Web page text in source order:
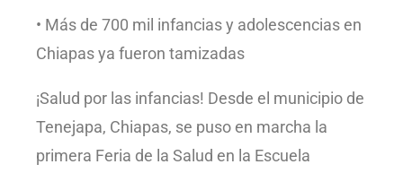
• Más de 700 mil infancias y adolescencias en
Chiapas ya fueron tamizadas
¡Salud por las infancias! Desde el municipio de
Tenejapa, Chiapas, se puso en marcha la
primera Feria de la Salud en la Escuela